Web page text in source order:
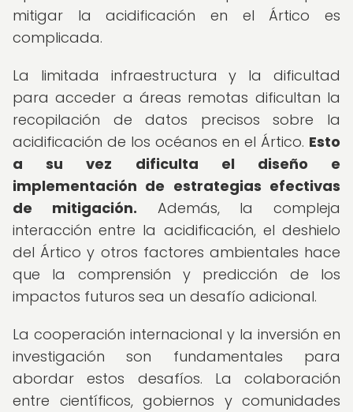
mitigar la acidificación en el Ártico es
complicada.
La limitada infraestructura y la dificultad
para acceder a áreas remotas dificultan la
recopilación de datos precisos sobre la
acidificación de los océanos en el Ártico. Esto
a su vez dificulta el diseño e
implementación de estrategias efectivas
de mitigación. Además, la compleja
interacción entre la acidificación, el deshielo
del Ártico y otros factores ambientales hace
que la comprensión y predicción de los
impactos futuros sea un desafío adicional.
La cooperación internacional y la inversión en
investigación son fundamentales para
abordar estos desafíos. La colaboración
entre científicos, gobiernos y comunidades